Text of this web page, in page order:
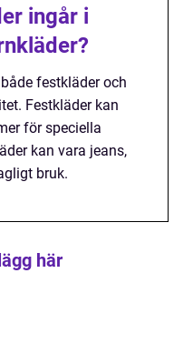
ingår i
festkläder och
Festkläder kan
för speciella
kan vara jeans,
bruk.
här